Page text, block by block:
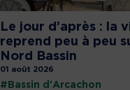
Le jour d’après : la
reprend peu à peu
Nord Bassin
01 août 2026
#Bassin d'Arcachon